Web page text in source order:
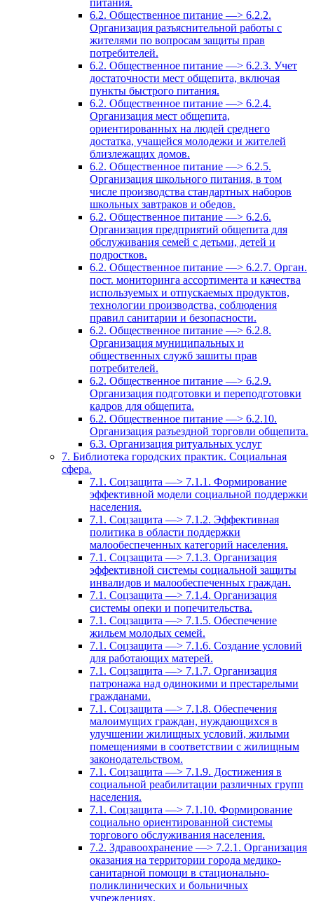
питания.
6.2. Общественное питание —> 6.2.2.
Организация разъяснительной работы с
жителями по вопросам защиты прав
потребителей.
6.2. Общественное питание —> 6.2.3. Учет
достаточности мест общепита, включая
пункты быстрого питания.
6.2. Общественное питание —> 6.2.4.
Организация мест общепита,
ориентированных на людей среднего
достатка, учащейся молодежи и жителей
близлежащих домов.
6.2. Общественное питание —> 6.2.5.
Организация школьного питания, в том
числе производства стандартных наборов
школьных завтраков и обедов.
6.2. Общественное питание —> 6.2.6.
Организация предприятий общепита для
обслуживания семей с детьми, детей и
подростков.
6.2. Общественное питание —> 6.2.7. Орган.
пост. мониторинга ассортимента и качества
используемых и отпускаемых продуктов,
технологии производства, соблюдения
правил санитарии и безопасности.
6.2. Общественное питание —> 6.2.8.
Организация муниципальных и
общественных служб зашиты прав
потребителей.
6.2. Общественное питание —> 6.2.9.
Организация подготовки и переподготовки
кадров для общепита.
6.2. Общественное питание —> 6.2.10.
Организация разъездной торговли общепита.
6.3. Организация ритуальных услуг
7. Библиотека городских практик. Социальная
сфера.
7.1. Соцзащита —> 7.1.1. Формирование
эффективной модели социальной поддержки
населения.
7.1. Соцзащита —> 7.1.2. Эффективная
политика в области поддержки
малообеспеченных категорий населения.
7.1. Соцзащита —> 7.1.3. Организация
эффективной системы социальной защиты
инвалидов и малообеспеченных граждан.
7.1. Соцзащита —> 7.1.4. Организация
системы опеки и попечительства.
7.1. Соцзащита —> 7.1.5. Обеспечение
жильем молодых семей.
7.1. Соцзащита —> 7.1.6. Создание условий
для работающих матерей.
7.1. Соцзащита —> 7.1.7. Организация
патронажа над одинокими и престарелыми
гражданами.
7.1. Соцзащита —> 7.1.8. Обеспечения
малоимущих граждан, нуждающихся в
улучшении жилищных условий, жилыми
помещениями в соответствии с жилищным
законодательством.
7.1. Соцзащита —> 7.1.9. Достижения в
социальной реабилитации различных групп
населения.
7.1. Соцзащита —> 7.1.10. Формирование
социально ориентированной системы
торгового обслуживания населения.
7.2. Здравоохранение —> 7.2.1. Организация
оказания на территории города медико-
санитарной помощи в стационально-
поликлинических и больничных
учреждениях.